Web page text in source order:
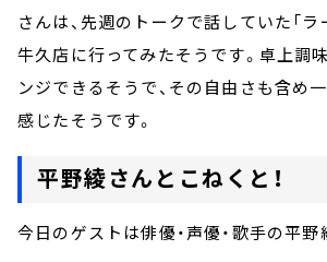
さんは、先週のトークで話していた「ラ
牛久店に行ってみたそうです。卓上調
ンジできるそうで、その自由さも含め
感じたそうです。
平野綾さんとこねくと！
今日のゲストは俳優・声優・歌手の平野